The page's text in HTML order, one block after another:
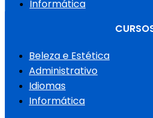
Informática
Beleza e Estética
Administrativo
Idiomas
Informática